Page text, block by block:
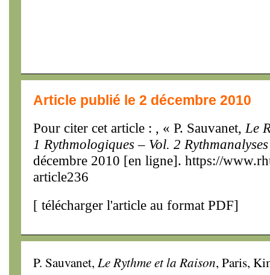
Article publié le 2 décembre 2010
Pour citer cet article : , « P. Sauvanet, Le
1 Rythmologiques – Vol. 2 Rythmanalyses
décembre 2010 [en ligne]. https://
article236
[ télécharger l'article au format PDF]
P. Sauvanet, Le Rythme et la Raison, Paris,